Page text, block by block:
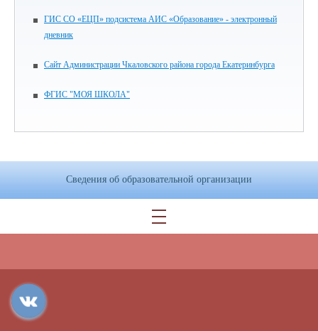
ГИС СО «ЕЦП» подсистема АИС «Образование» - электронный
дневник
Сайт Администрации Чкаловского района города Екатеринбурга
ФГИС "МОЯ ШКОЛА"
Сведения об образовательной организации